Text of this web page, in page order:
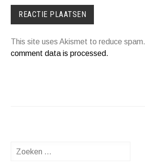
This site uses Akismet to reduce spam.
comment data is processed.
Zoeken